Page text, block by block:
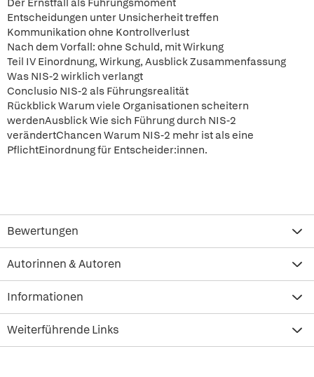
Der Ernstfall als Führungsmoment
Entscheidungen unter Unsicherheit treffen
Kommunikation ohne Kontrollverlust
Nach dem Vorfall: ohne Schuld, mit Wirkung
Teil IV Einordnung, Wirkung, Ausblick Zusammenfassung
Was NIS-2 wirklich verlangt
Conclusio NIS-2 als Führungsrealität
Rückblick Warum viele Organisationen scheitern
werdenAusblick Wie sich Führung durch NIS-2
verändertChancen Warum NIS-2 mehr ist als eine
PflichtEinordnung für Entscheider:innen.
Bewertungen
Autorinnen & Autoren
Informationen
Weiterführende Links